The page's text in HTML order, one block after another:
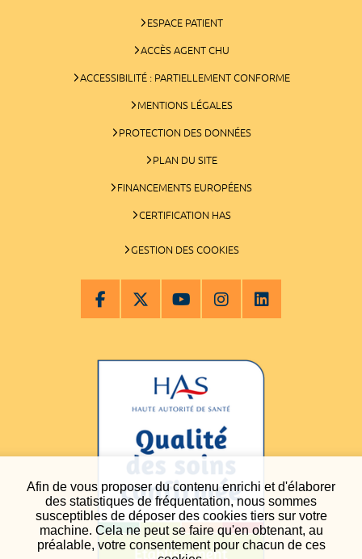
Afin de vous proposer du contenu enrichi et d'élaborer
des statistiques de fréquentation, nous sommes
susceptibles de déposer des cookies tiers sur votre
machine. Cela ne peut se faire qu'en obtenant, au
préalable, votre consentement pour chacun de ces
ESPACE PATIENT
ACCÈS AGENT CHU
ACCESSIBILITÉ : PARTIELLEMENT CONFORME
MENTIONS LÉGALES
PROTECTION DES DONNÉES
PLAN DU SITE
FINANCEMENTS EUROPÉENS
CERTIFICATION HAS
GESTION DES COOKIES